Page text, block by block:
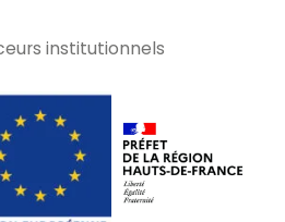
institutionnels